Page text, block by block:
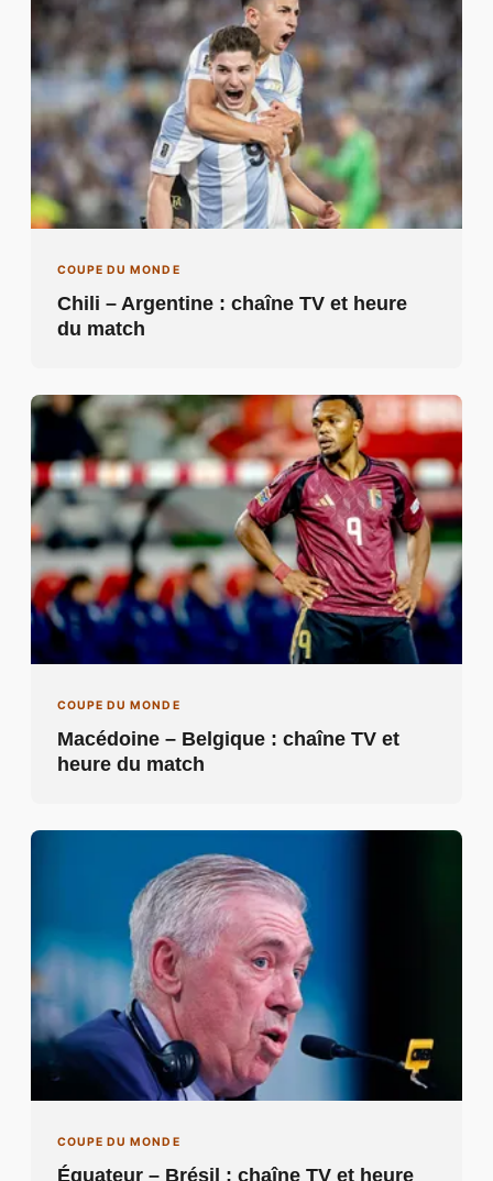
COUPE DU MONDE
Chili – Argentine : chaîne TV et heure
du match
COUPE DU MONDE
Macédoine – Belgique : chaîne TV et
heure du match
COUPE DU MONDE
Équateur – Brésil : chaîne TV et heure
du match